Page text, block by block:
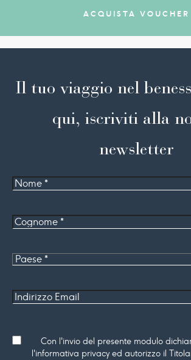
ACQUISTA VOUCHER
Il tuo viaggio nel
qui, iscriviti alla
newsletter
Nome
Cognome
Paese
Indirizzo
Consenso
Con l'invio del presente modulo
l'informativa privacy ed autorizzo il